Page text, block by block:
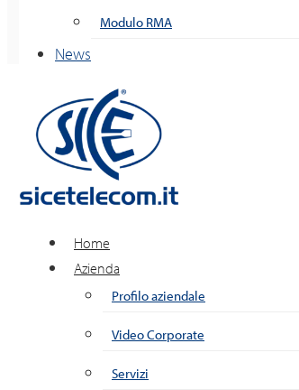
Modulo RMA
News
Home
Azienda
Profilo aziendale
Video Corporate
Servizi